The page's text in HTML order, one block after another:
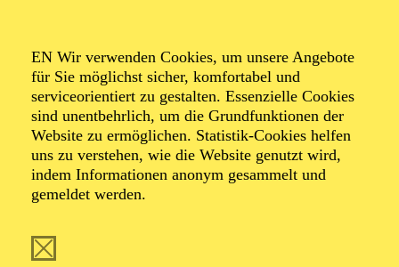
EN Wir verwenden Cookies, um unsere Angebote
für Sie möglichst sicher, komfortabel und
serviceorientiert zu gestalten. Essenzielle Cookies
sind unentbehrlich, um die Grundfunktionen der
Website zu ermöglichen. Statistik-Cookies helfen
uns zu verstehen, wie die Website genutzt wird,
indem Informationen anonym gesammelt und
gemeldet werden.
Supported by
ORDER TICKETS +49 201 81 22-200
THEATER UND PHILHARMONIE ESSEN GMBH
OPERNPLATZ 10 — 45128 ESSEN